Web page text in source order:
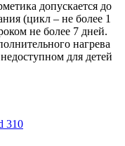
допускается до
(цикл – не более 1
не более 7 дней.
нагрева
для детей